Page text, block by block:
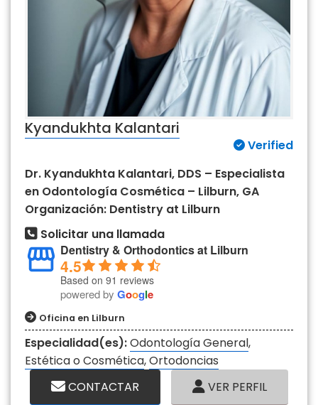
Kyandukhta Kalantari
Verified
Dr. Kyandukhta Kalantari, DDS – Especialista
en Odontología Cosmética – Lilburn, GA
Organización: Dentistry at Lilburn
Solicitar una llamada
Dentistry & Orthodontics at Lilburn
4.5
Based on 91 reviews
powered by Google
Oficina en Lilburn
Especialidad(es):Odontología General,
Estética o Cosmética,Ortodoncias
CONTACTAR
VER PERFIL